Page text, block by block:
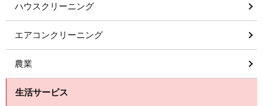
ハウスクリーニング
エアコンクリーニング
農業
生活サービス